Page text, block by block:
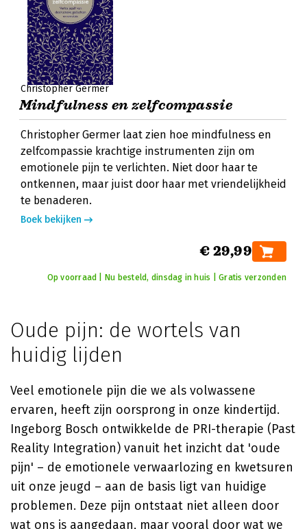
Christopher Germer
Mindfulness en zelfcompassie
Christopher Germer laat zien hoe mindfulness en
zelfcompassie krachtige instrumenten zijn om
emotionele pijn te verlichten. Niet door haar te
ontkennen, maar juist door haar met vriendelijkheid
te benaderen.
Boek bekijken
€ 29,99
Op voorraad | Nu besteld, dinsdag in huis | Gratis verzonden
Oude pijn: de wortels van
huidig lijden
Veel emotionele pijn die we als volwassene
ervaren, heeft zijn oorsprong in onze kindertijd.
Ingeborg Bosch ontwikkelde de PRI-therapie (Past
Reality Integration) vanuit het inzicht dat 'oude
pijn' – de emotionele verwaarlozing en kwetsuren
uit onze jeugd – aan de basis ligt van huidige
problemen. Deze pijn ontstaat niet alleen door
wat ons is aangedaan, maar vooral door wat we